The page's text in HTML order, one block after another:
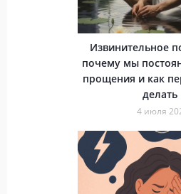
Извинительное
почему мы
прощения и как
делать
4 июля